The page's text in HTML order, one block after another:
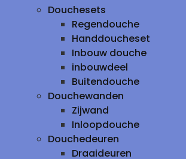
Douchesets
Regendouche
Handdoucheset
Inbouw douche
inbouwdeel
Buitendouche
Douchewanden
Zijwand
Inloopdouche
Douchedeuren
Draaideuren